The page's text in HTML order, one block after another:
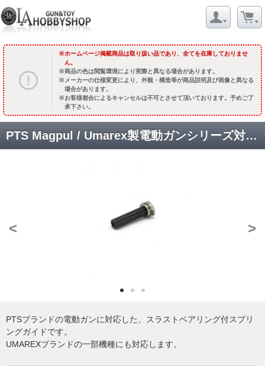
ホームページ掲載商品は取り扱い品であり、全てを在庫しておりませ
ん。
商品の色は閲覧環境により実際と異なる場合があります。
メーカーの仕様変更により、外観・構造等が商品説明及び画像と異なる
場合があります。
お客様都合によるキャンセルは不可とさせて頂いております。予めご了
承下さい。
PTS Magpul / Umarex製電動ガンシリーズ対応 ベアリング付スプリングガイド [1204] [取寄]
< >
PTSブランドの電動ガンに対応した、スラストベアリング付スプリ
ングガイドです。
UMAREXブランドの一部機種にも対応します。